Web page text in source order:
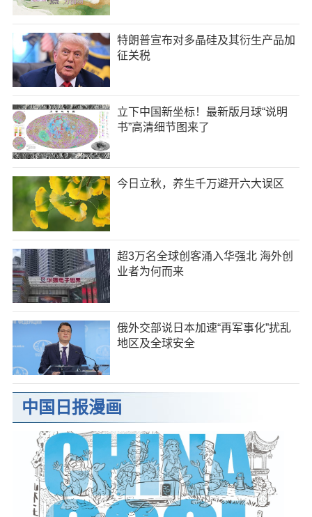
特朗普宣布对多晶硅及其衍生产品加
征关税
立下中国新坐标！最新版月球“说明
书”高清细节图来了
今日立秋，养生千万避开六大误区
超3万名全球创客涌入华强北 海外创
业者为何而来
俄外交部说日本加速“再军事化”扰乱
地区及全球安全
中国日报漫画